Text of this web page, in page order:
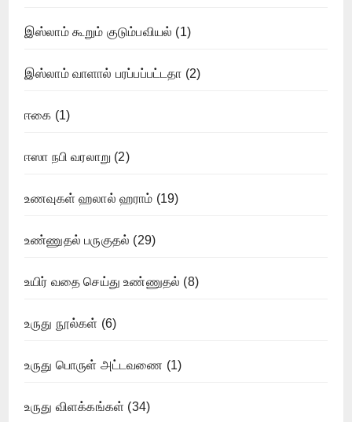
இஸ்லாம் கூறும் குடும்பவியல் (1)
இஸ்லாம் வாளால் பரப்பப்பட்டதா (2)
ஈகை (1)
ஈஸா நபி வரலாறு (2)
உணவுகள் ஹலால் ஹராம் (19)
உண்ணுதல் பருகுதல் (29)
உயிர் வதை செய்து உண்ணுதல் (8)
உருது நூல்கள் (6)
உருது பொருள் அட்டவணை (1)
உருது விளக்கங்கள் (34)